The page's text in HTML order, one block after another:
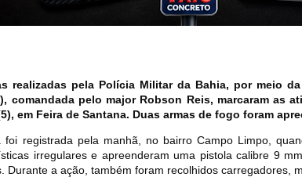
realizadas pela Polícia Militar da Bahia, por meio
comandada pelo major Robson Reis, marcaram as
em Feira de Santana. Duas armas de fogo foram
foi registrada pela manhã, no bairro Campo Limpo,
irregulares e apreenderam uma pistola calibre 9
Durante a ação, também foram recolhidos carregadores,